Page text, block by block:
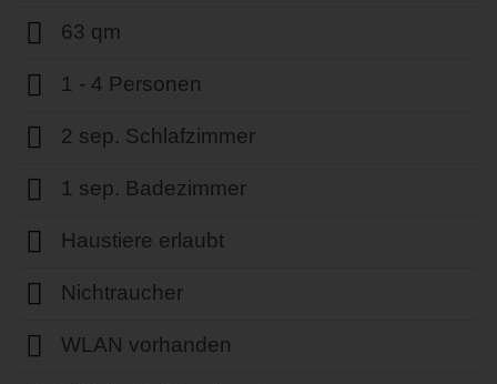
63 qm
1 - 4 Personen
2 sep. Schlafzimmer
1 sep. Badezimmer
Haustiere erlaubt
Nichtraucher
WLAN vorhanden